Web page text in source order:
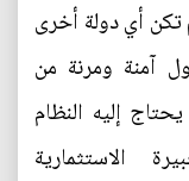
أي دولة أخرى
آمنة ومرنة من
إليه النظام
الاستثمارية